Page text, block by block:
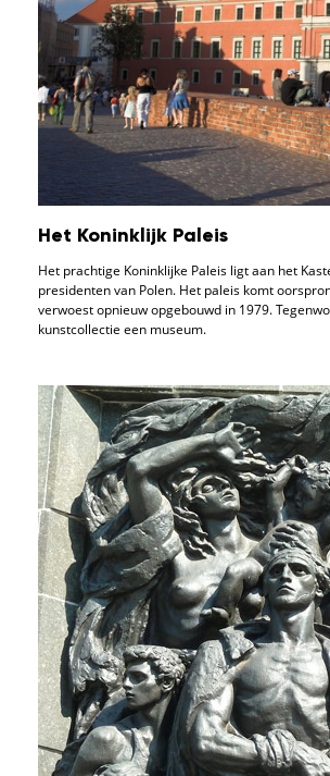
Het Koninklijk Paleis
Het prachtige Koninklijke Paleis ligt aan het
presidenten van Polen. Het paleis komt
verwoest opnieuw opgebouwd in 1979.
kunstcollectie een museum.